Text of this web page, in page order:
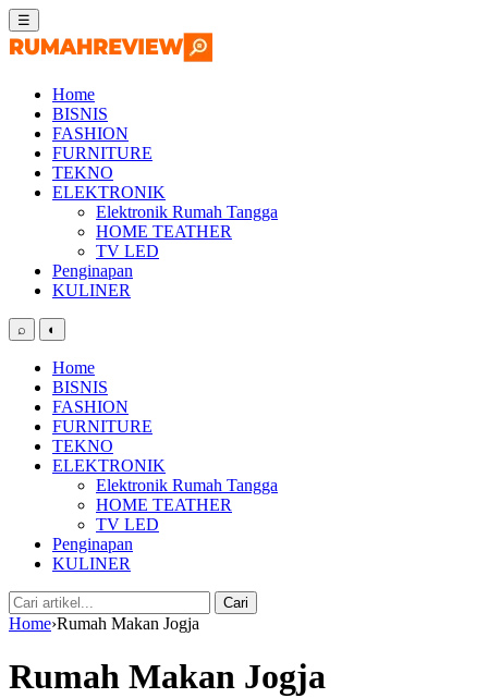
Skip
to
content
☰
Home
BISNIS
FASHION
FURNITURE
TEKNO
ELEKTRONIK
Elektronik Rumah Tangga
HOME TEATHER
TV LED
Penginapan
KULINER
⌕ ◐
Home
BISNIS
FASHION
FURNITURE
TEKNO
ELEKTRONIK
Elektronik Rumah Tangga
HOME TEATHER
TV LED
Penginapan
KULINER
Cari:
Cari
Home›Rumah Makan Jogja
Rumah Makan Jogja